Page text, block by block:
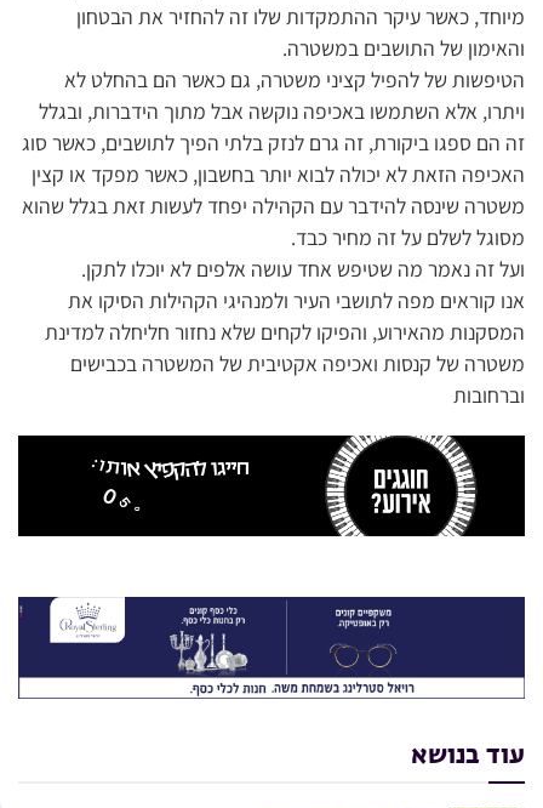
מיוחד, כאשר עיקר ההתמקדות שלו זה להחזיר את הבטחון
והאימון של התושבים במשטרה.
הטיפשות של להפיל קציני משטרה, גם כאשר הם בהחלט לא
ויתרו, אלא השתמשו באכיפה נוקשה אבל מתוך הידברות, ובגלל
זה הם ספגו ביקורת, זה גרם לנזק בלתי הפיך לתושבים, כאשר סוג
האכיפה הזאת לא יכולה לבוא יותר בחשבון, כאשר מפקד או קצין
משטרה שינסה להידבר עם הקהילה יפחד לעשות זאת בגלל שהוא
מסוגל לשלם על זה מחיר כבד.
ועל זה נאמר מה שטיפש אחד עושה אלפים לא יוכלו לתקן.
אנו קוראים מפה לתושבי העיר ולמנהיגי הקהילות הסיקו את
המסקנות מהאירוע, והפיקו לקחים שלא נחזור חליחלה למדינת
משטרה של קנסות ואכיפה אקטיבית של המשטרה בכבישים
וברחובות
עוד בנושא